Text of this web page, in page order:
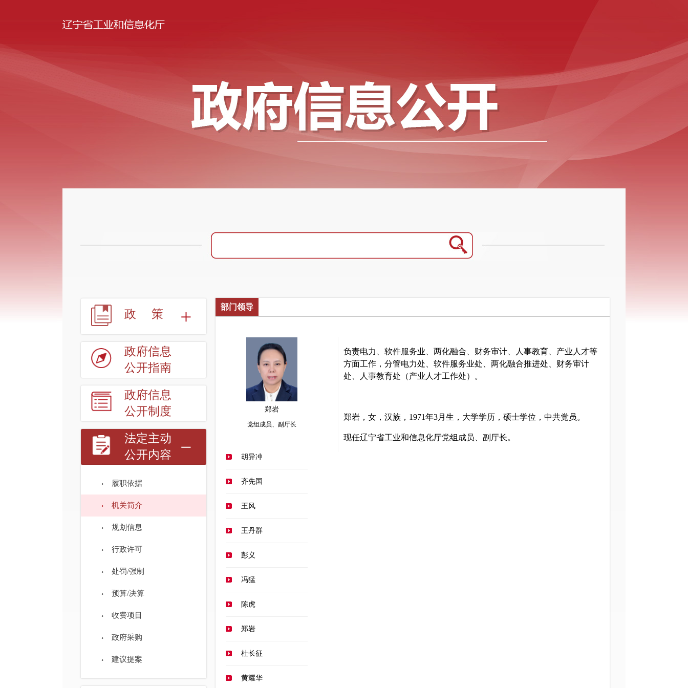
政策
政府信息
公开指南
政府信息
公开制度
法定主动
公开内容
履职依据
机关简介
规划信息
行政许可
处罚/强制
预算/决算
收费项目
政府采购
建议提案
部门领导
郑岩
党组成员、副厅长
胡异冲
齐先国
王风
王丹群
彭义
冯猛
陈虎
郑岩
杜长征
黄耀华
负责电力、软件服务业、两化融合、财务审计、人事教育、产业人才等
方面工作，分管电力处、软件服务业处、两化融合推进处、财务审计
处、人事教育处（产业人才工作处）。
郑岩，女，汉族，1971年3月生，大学学历，硕士学位，中共党员。
现任辽宁省工业和信息化厅党组成员、副厅长。